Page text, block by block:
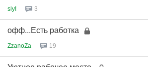
sly! 3
офф...Есть работка
ZzanoZa 19